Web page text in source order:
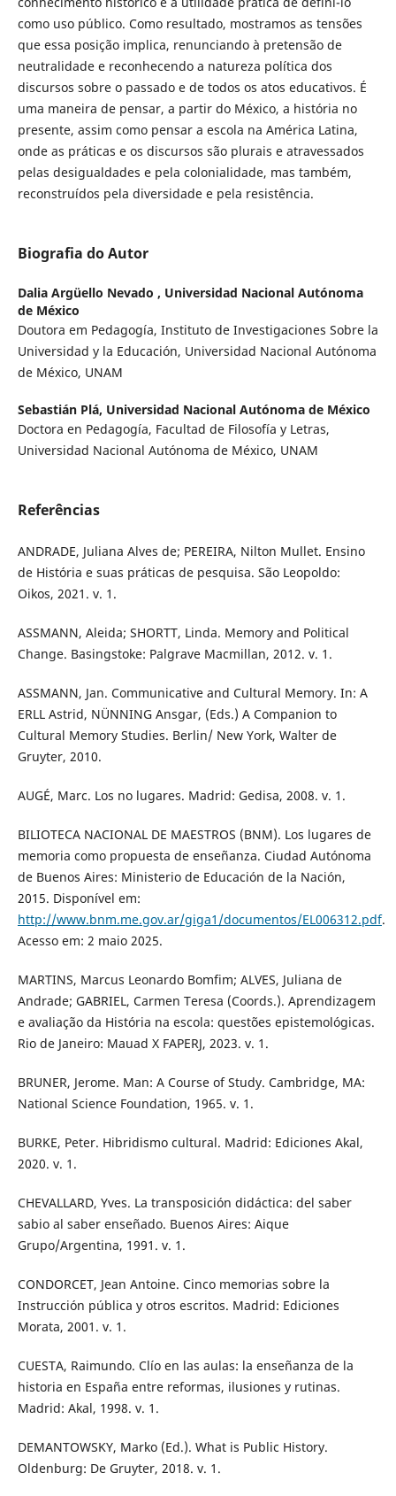
como uso público. Como resultado, mostramos as tensões
que essa posição implica, renunciando à pretensão de
neutralidade e reconhecendo a natureza política dos
discursos sobre o passado e de todos os atos educativos. É
uma maneira de pensar, a partir do México, a história no
presente, assim como pensar a escola na América Latina,
onde as práticas e os discursos são plurais e atravessados
pelas desigualdades e pela colonialidade, mas também,
reconstruídos pela diversidade e pela resistência.
Biografia do Autor
Dalia Argüello Nevado , Universidad Nacional Autónoma
de México
Doutora em Pedagogía, Instituto de Investigaciones Sobre la
Universidad y la Educación, Universidad Nacional Autónoma
de México, UNAM
Sebastián Plá, Universidad Nacional Autónoma de México
Doctora en Pedagogía, Facultad de Filosofía y Letras,
Universidad Nacional Autónoma de México, UNAM
Referências
ANDRADE, Juliana Alves de; PEREIRA, Nilton Mullet. Ensino
de História e suas práticas de pesquisa. São Leopoldo:
Oikos, 2021. v. 1.
ASSMANN, Aleida; SHORTT, Linda. Memory and Political
Change. Basingstoke: Palgrave Macmillan, 2012. v. 1.
ASSMANN, Jan. Communicative and Cultural Memory. In: A
ERLL Astrid, NÜNNING Ansgar, (Eds.) A Companion to
Cultural Memory Studies. Berlin/ New York, Walter de
Gruyter, 2010.
AUGÉ, Marc. Los no lugares. Madrid: Gedisa, 2008. v. 1.
BILIOTECA NACIONAL DE MAESTROS (BNM). Los lugares de
memoria como propuesta de enseñanza. Ciudad Autónoma
de Buenos Aires: Ministerio de Educación de la Nación,
2015. Disponível em:
http://www.bnm.me.gov.ar/giga1/documentos/EL006312.pdf.
Acesso em: 2 maio 2025.
MARTINS, Marcus Leonardo Bomfim; ALVES, Juliana de
Andrade; GABRIEL, Carmen Teresa (Coords.). Aprendizagem
e avaliação da História na escola: questões epistemológicas.
Rio de Janeiro: Mauad X FAPERJ, 2023. v. 1.
BRUNER, Jerome. Man: A Course of Study. Cambridge, MA:
National Science Foundation, 1965. v. 1.
BURKE, Peter. Hibridismo cultural. Madrid: Ediciones Akal,
2020. v. 1.
CHEVALLARD, Yves. La transposición didáctica: del saber
sabio al saber enseñado. Buenos Aires: Aique
Grupo/Argentina, 1991. v. 1.
CONDORCET, Jean Antoine. Cinco memorias sobre la
Instrucción pública y otros escritos. Madrid: Ediciones
Morata, 2001. v. 1.
CUESTA, Raimundo. Clío en las aulas: la enseñanza de la
historia en España entre reformas, ilusiones y rutinas.
Madrid: Akal, 1998. v. 1.
DEMANTOWSKY, Marko (Ed.). What is Public History.
Oldenburg: De Gruyter, 2018. v. 1.